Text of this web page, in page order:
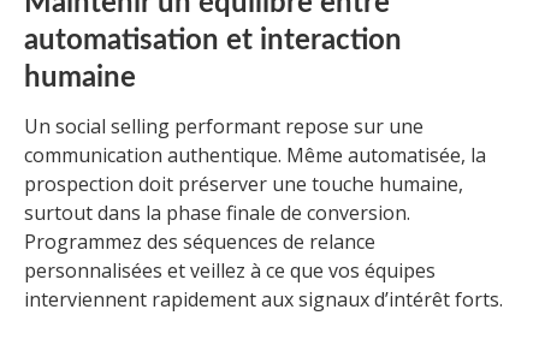
automatisation et interaction
humaine
Un social selling performant repose sur une
communication authentique. Même automatisée, la
prospection doit préserver une touche humaine,
surtout dans la phase finale de conversion.
Programmez des séquences de relance
personnalisées et veillez à ce que vos équipes
interviennent rapidement aux signaux d’intérêt forts.